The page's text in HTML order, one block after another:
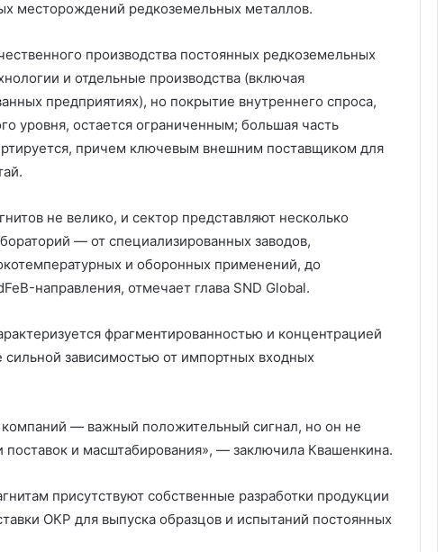
месторождений редкоземельных металлов.
производства постоянных редкоземельных
и отдельные производства (включая
предприятиях), но покрытие внутреннего спроса,
уровня, остается ограниченным; большая часть
причем ключевым внешним поставщиком для
не велико, и сектор представляют несколько
— от специализированных заводов,
и оборонных применений, до
направления, отмечает глава SND Global.
фрагментированностью и концентрацией
зависимостью от импортных входных
компаний — важный положительный сигнал, но он не
и масштабирования», — заключила Квашенкина.
присутствуют собственные разработки продукции
ОКР для выпуска образцов и испытаний постоянных